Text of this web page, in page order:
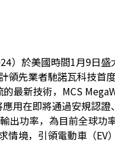
）於美國時間1月9日
領先業者馳諾瓦科技首
最新技術，MCS
用在即將通過安規認
出功率，為目前全球功
境，引領電動車（EV